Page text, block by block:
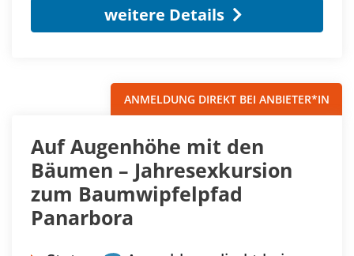
weitere Details
ANMELDUNG DIREKT BEI ANBIETER*IN
Auf Augenhöhe mit den
Bäumen – Jahresexkursion
zum Baumwipfelpfad
Panarbora